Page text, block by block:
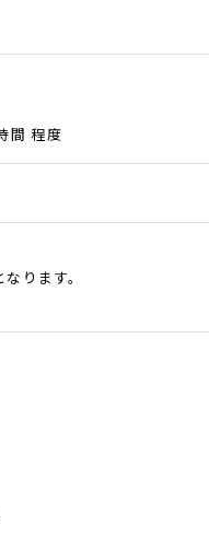
間 程度
ります。